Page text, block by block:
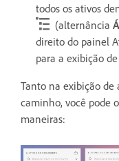
todos os ativos
(alternância
direito do painel
para a exibição
Tanto na exibição
caminho, você pode
maneiras: